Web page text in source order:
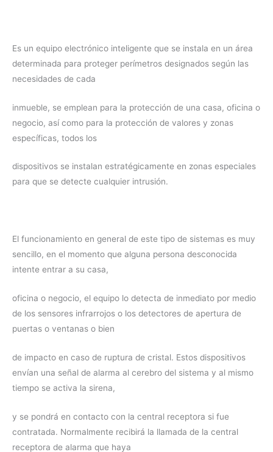
Es un equipo electrónico inteligente que se instala en un área
determinada para proteger perímetros designados según las
necesidades de cada
inmueble, se emplean para la protección de una casa, oficina o
negocio, así como para la protección de valores y zonas
específicas, todos los
dispositivos se instalan estratégicamente en zonas especiales
para que se detecte cualquier intrusión.
El funcionamiento en general de este tipo de sistemas es muy
sencillo, en el momento que alguna persona desconocida
intente entrar a su casa,
oficina o negocio, el equipo lo detecta de inmediato por medio
de los sensores infrarrojos o los detectores de apertura de
puertas o ventanas o bien
de impacto en caso de ruptura de cristal. Estos dispositivos
envían una señal de alarma al cerebro del sistema y al mismo
tiempo se activa la sirena,
y se pondrá en contacto con la central receptora si fue
contratada. Normalmente recibirá la llamada de la central
receptora de alarma que haya